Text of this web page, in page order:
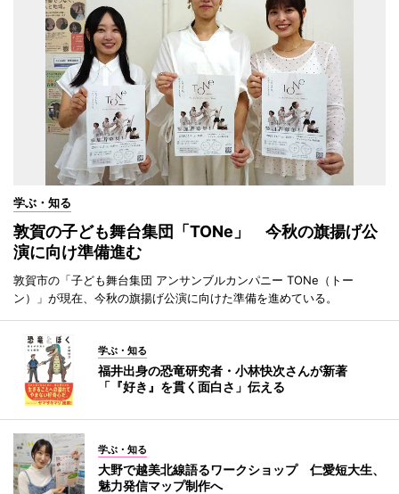
学ぶ・知る
敦賀の子ども舞台集団「TONe」 今秋の旗揚げ公
演に向け準備進む
敦賀市の「子ども舞台集団 アンサンブルカンパニー TONe（トー
ン）」が現在、今秋の旗揚げ公演に向けた準備を進めている。
学ぶ・知る
福井出身の恐竜研究者・小林快次さんが新著
「『好き』を貫く面白さ」伝える
学ぶ・知る
大野で越美北線語るワークショップ 仁愛短大生、
魅力発信マップ制作へ